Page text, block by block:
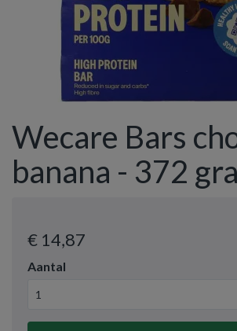
Wecare Bars
banana - 372
€ 14,87
Aantal